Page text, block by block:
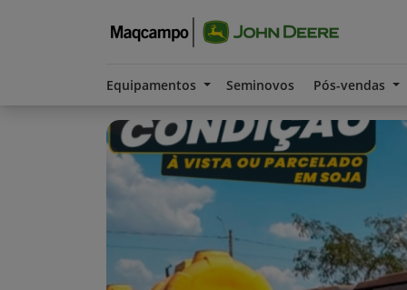
Equipamentos Seminovos Pós-vendas